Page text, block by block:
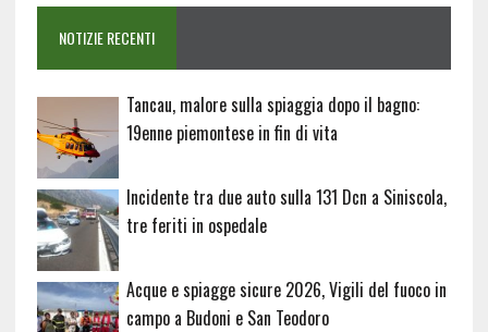
NOTIZIE RECENTI
Tancau, malore sulla spiaggia dopo il bagno:
19enne piemontese in fin di vita
Incidente tra due auto sulla 131 Dcn a Siniscola,
tre feriti in ospedale
Acque e spiagge sicure 2026, Vigili del fuoco in
campo a Budoni e San Teodoro